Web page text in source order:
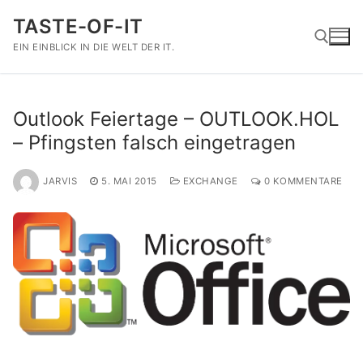
Inhalt
springen
TASTE-OF-IT
EIN EINBLICK IN DIE WELT DER IT.
Outlook Feiertage – OUTLOOK.HOL
– Pfingsten falsch eingetragen
JARVIS 5. MAI 2015 EXCHANGE 0 KOMMENTARE